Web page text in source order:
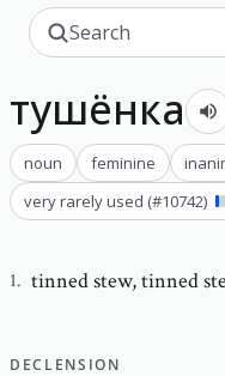
тушёнка
noun feminine
very rarely used (#10742)
1. tinned stew,tinned
DECLENSION